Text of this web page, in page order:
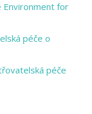
Environment for
péče o
péče